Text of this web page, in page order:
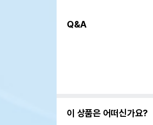
Q&A
이 상품은 어떠신가요?